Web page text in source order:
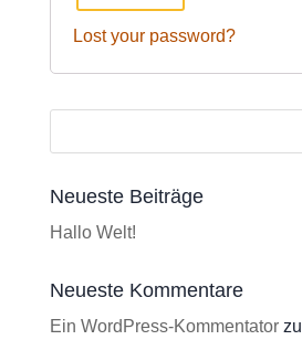
Lost your password?
Neueste Beiträge
Hallo Welt!
Neueste Kommentare
Ein WordPress-Kommentatorzu